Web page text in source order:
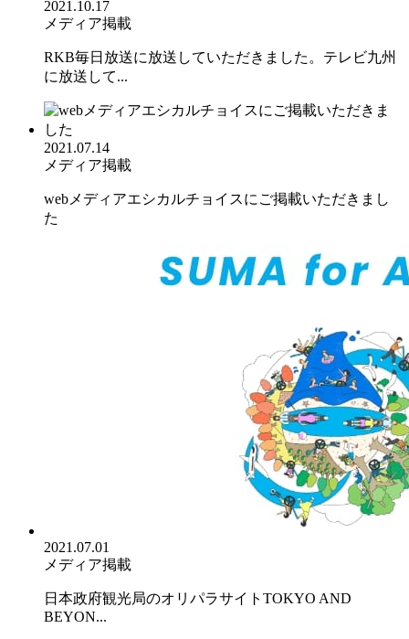
2021.10.17
メディア掲載
RKB毎日放送に放送していただきました。テレビ九州
に放送して...
2021.07.14
メディア掲載
webメディアエシカルチョイスにご掲載いただきまし
た
2021.07.01
メディア掲載
日本政府観光局のオリパラサイトTOKYO AND
BEYON...